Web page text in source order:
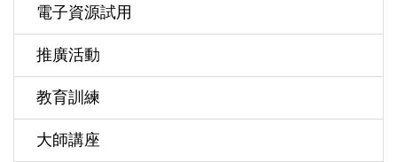
電子資源試用
推廣活動
教育訓練
大師講座